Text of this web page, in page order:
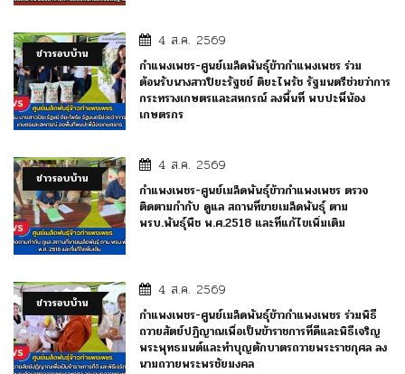
ข่าวรอบบ้าน
4 ส.ค. 2569
กำแพงเพชร-ศูนย์เมล็ดพันธุ์ข้าวกำแพงเพชร ร่วม
ต้อนรับนางสาวปิยะรัฐชย์ ติยะไพรัช รัฐมนตรีช่วยว่าการ
กระทรวงเกษตรและสหกรณ์ ลงพื้นที่ พบปะพี่น้อง
เกษตรกร
ข่าวรอบบ้าน
4 ส.ค. 2569
กำแพงเพชร-ศูนย์เมล็ดพันธุ์ข้าวกำแพงเพชร ตรวจ
ติดตามกำกับ ดูแล สถานที่ขายเมล็ดพันธุ์ ตาม
พรบ.พันธุ์พืช พ.ศ.2518 และที่แก้ไขเพิ่มเติม
ข่าวรอบบ้าน
4 ส.ค. 2569
กำแพงเพชร-ศูนย์เมล็ดพันธุ์ข้าวกำแพงเพชร ร่วมพิธี
ถวายสัตย์ปฏิญาณเพื่อเป็นข้าราชการที่ดีและพิธีเจริญ
พระพุทธมนต์และทำบุญตักบาตรถวายพระราชกุศล ลง
นามถวายพระพรชัยมงคล